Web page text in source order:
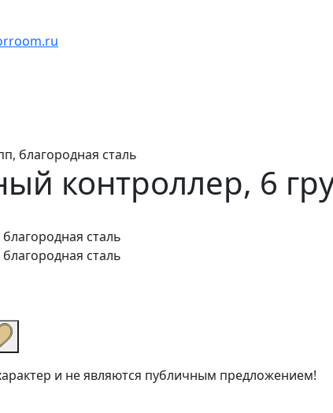
благородная сталь
контроллер, 6
сталь
сталь
и не являются публичным предложением!